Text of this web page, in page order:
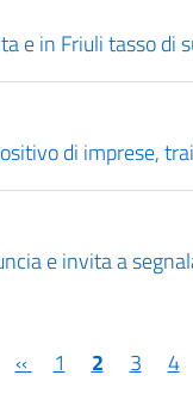
e in Friuli tasso di
di imprese,
e invita a
Pagina
‹‹ Pagina
1
Pagina
2 Pagina
3 4